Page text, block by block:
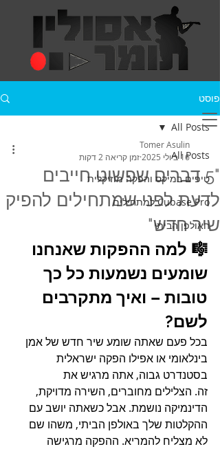
פוסט
All Posts
טיפים במיקס והפקה מוזיקלית
Cubase Pro למתחילים
האולפן הביתי
All Posts
"5 דברים שפשוט חייבים
לדעת לפני שמתחילים להפיק
שיר חדש"
Tomer Asulin
16 ביולי 2025
זמן קריאה 2 דקות
🎼 למה ההפקות שאנחנו
שומעים נשמעות כל כך
טובות – ואיך מתקרבים
לשם?
בכל פעם שאתה שומע שיר חדש של אמן
בינלאומי או אפילו הפקה ישראלית
בסטנדרט גבוה, אתה מרגיש את
זה. הצלילים מחוברים, השירה מדויקת,
הדינמיקה נושמת. אבל כשאתה יושב עם
ההקלטות שלך באולפן הביתי, משהו שם
לא מצליח להמריא. ההפקה מרגישה